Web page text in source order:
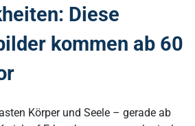
Diese
kommen ab 60
Körper und Seele – gerade ab